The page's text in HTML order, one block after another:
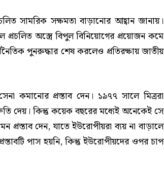
সামরিক সক্ষমতা বাড়ানোর আহ্বান জানায়।
প্রচলিত অস্ত্রে বিপুল বিনিয়োগের প্রয়োজন কমে
পুনরুদ্ধার শেষ করলেও প্রতিরক্ষায় জাতীয়
কমানোর প্রস্তাব দেন। ১৯৭৭ সালে মিত্ররা
দেয়। কিন্তু কয়েক বছরের মধ্যেই অনেকেই সে
প্রস্তাব দেন, যাতে ইউরোপীয়রা ব্যয় না বাড়ালে
পাস হয়নি, কিন্তু ইউরোপীয়দের ওপর চাপ